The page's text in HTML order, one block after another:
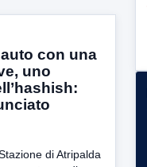
con una
uno
di Atripalda